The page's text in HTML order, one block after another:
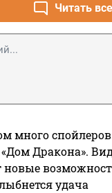
Читать
много
Дракона».
новые
удача